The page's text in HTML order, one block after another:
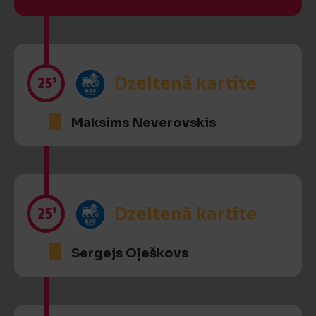
25’ Dzeltenā kartīte
Maksims Neverovskis
25’ Dzeltenā kartīte
Sergejs Oļeškovs